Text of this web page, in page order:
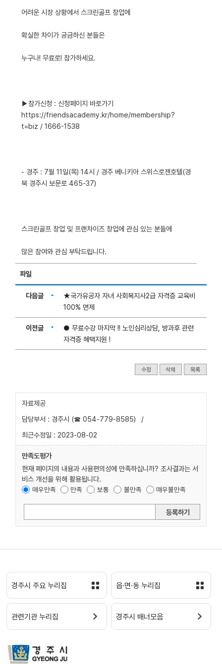
어려운 시장 상황에서 스크린골프 창업에
확실한 차이가 궁금하신 분들은
누구나! 무료로! 참가하세요.
▶참가신청 : 신청페이지 바로가기
https://friendsacademy.kr/home/membership?
t=biz / 1666-1538
- 경주 : 7월 11일(목) 14시 / 경주 베니키아 스위스로젠호텔(경
북 경주시 보문로 465-37)
스크린골프 창업 및 프랜차이즈 창업에 관심 있는 분들에
많은 참여와 관심 부탁드립니다.
파일
다음글
★국가유공자 자녀 사회복지사2급 자격증 교육비
100% 면제
이전글
● 무료수강 마지막 !! 노인심리상담, 방과후 관련
자격증 혜택지원 !
수정 삭제 목록
자료제공
담당부서 : 경주시 (☎ 054-779-8585)
/
최근수정일 : 2023-08-02
만족도평가
현재 페이지의 내용과 사용편의성에 만족하십니까? 조사결과는 서
비스 개선을 위해 활용됩니다.
매우만족 만족 보통 불만족 매우불만족
등록하기
경주시 주요 누리집 읍·면·동 누리집
관련기관 누리집 경주시 배너모음